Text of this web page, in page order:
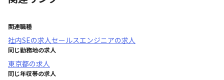
関連職種
社内SEの求人セールスエンジニアの求人
同じ勤務地の求人
東京都の求人
同じ年収帯の求人